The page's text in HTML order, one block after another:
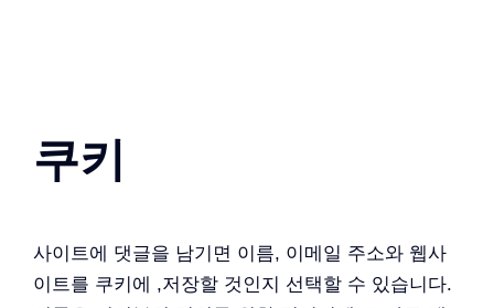
쿠키
사이트에 댓글을 남기면 이름, 이메일 주소와 웹사
이트를 쿠키에 ,저장할 것인지 선택할 수 있습니다.